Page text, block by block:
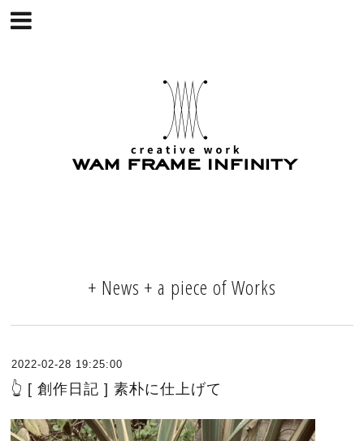
+ News + a piece of Works
2022-02-28 19:25:00
👆 [ 創作日記 ] 素朴に仕上げて